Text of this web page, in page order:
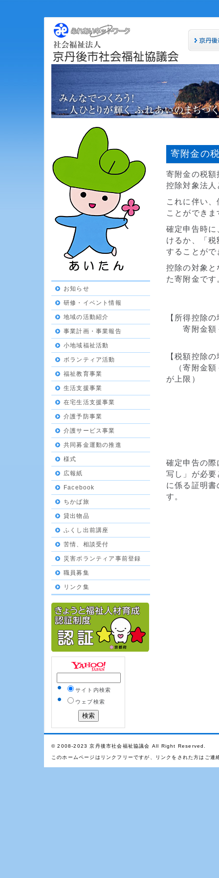
寄附金の
寄附金の税
控除対象法
これに伴い
ことができま
確定申告時
けるか、「
することがで
控除の対象
た寄附金です
【所得控除
寄附金額
【税額控除
（寄附金額
が上限）
確定申告の
写し」が必
に係る証明
す。
お知らせ
研修・イベント情報
地域の活動紹介
事業計画・事業報告
小地域福祉活動
ボランティア活動
福祉教育事業
生活支援事業
在宅生活支援事業
介護予防事業
介護サービス事業
共同募金運動の推進
様式
広報紙
Facebook
ちかば旅
貸出物品
ふくし出前講座
苦情、相談受付
災害ボランティア事前登録
職員募集
リンク集
サイト内検索
ウェブ検索
© 2008-2023 京丹後市社会福祉協議会 All Right Reserved.
このホームページはリンクフリーですが、リンクをされた方はご連